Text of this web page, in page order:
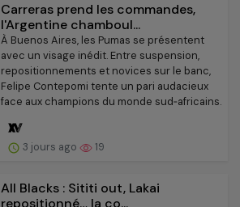
Carreras prend les commandes,
l'Argentine chamboul...
À Buenos Aires, les Pumas se présentent
avec un visage inédit. Entre suspension,
repositionnements et novices sur le banc,
Felipe Contepomi tente un pari audacieux
face aux champions du monde sud‑africains.
3 jours ago 19
All Blacks : Sititi out, Lakai
repositionné… la co...